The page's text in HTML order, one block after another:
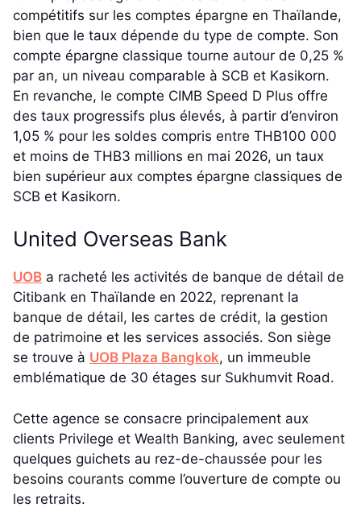
compétitifs sur les comptes épargne en Thaïlande,
bien que le taux dépende du type de compte. Son
compte épargne classique tourne autour de 0,25 %
par an, un niveau comparable à SCB et Kasikorn.
En revanche, le compte CIMB Speed D Plus offre
des taux progressifs plus élevés, à partir d’environ
1,05 % pour les soldes compris entre THB100 000
et moins de THB3 millions en mai 2026, un taux
bien supérieur aux comptes épargne classiques de
SCB et Kasikorn.
United Overseas Bank
UOB a racheté les activités de banque de détail de
Citibank en Thaïlande en 2022, reprenant la
banque de détail, les cartes de crédit, la gestion
de patrimoine et les services associés. Son siège
se trouve à UOB Plaza Bangkok, un immeuble
emblématique de 30 étages sur Sukhumvit Road.
Cette agence se consacre principalement aux
clients Privilege et Wealth Banking, avec seulement
quelques guichets au rez-de-chaussée pour les
besoins courants comme l’ouverture de compte ou
les retraits.